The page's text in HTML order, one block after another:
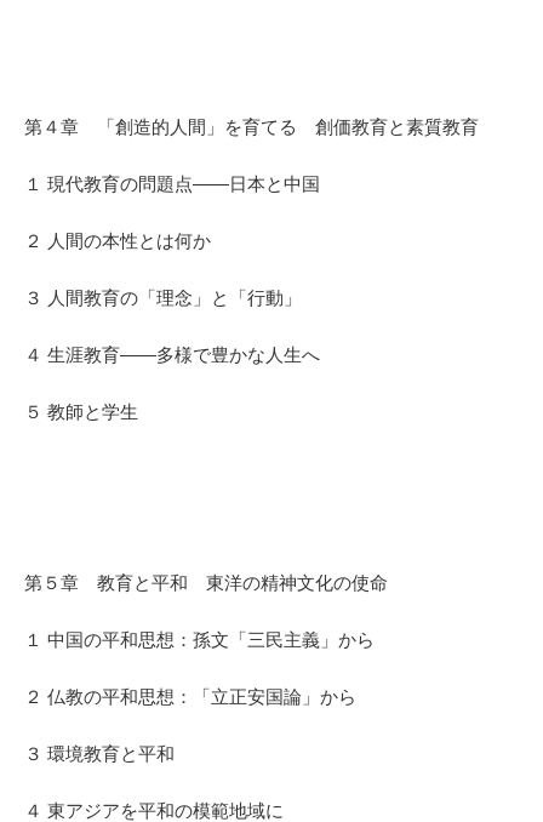
第４章 「創造的人間」を育てる 創価教育と素質教育
１ 現代教育の問題点――日本と中国
２ 人間の本性とは何か
３ 人間教育の「理念」と「行動」
４ 生涯教育――多様で豊かな人生へ
５ 教師と学生
第５章 教育と平和 東洋の精神文化の使命
１ 中国の平和思想：孫文「三民主義」から
２ 仏教の平和思想：「立正安国論」から
３ 環境教育と平和
４ 東アジアを平和の模範地域に